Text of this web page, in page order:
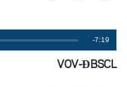
Remaining
Time
-7:19
VOV-ĐBSCL